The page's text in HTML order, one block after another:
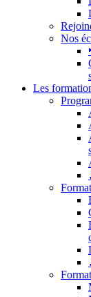
Nos
Les